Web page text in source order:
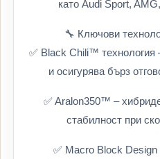
като Audi Sport,
🔧 Ключови
✅ Black Chili™ технология
и осигурява бърз
✅ Aralon350™ –
стабилност при
✅ Macro Block